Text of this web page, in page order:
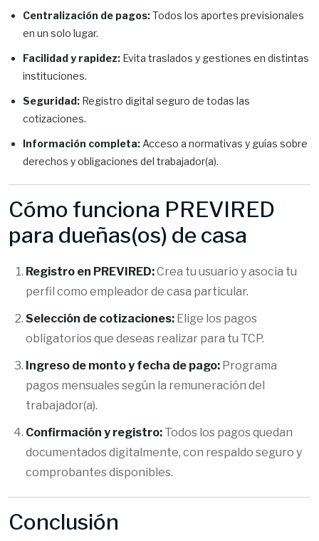
Centralización de pagos:Todos los aportes previsionales
en un solo lugar.
Facilidad y rapidez: Evita traslados y gestiones en distintas
instituciones.
Seguridad: Registro digital seguro de todas las
cotizaciones.
Información completa: Acceso a normativas y guías sobre
derechos y obligaciones del trabajador(a).
Cómo funciona PREVIRED
para dueñas(os) de casa
Registro en PREVIRED:Crea tu usuario y asocia tu
perfil como empleador de casa particular.
Selección de cotizaciones: Elige los pagos
obligatorios que deseas realizar para tu TCP.
Ingreso de monto y fecha de pago: Programa
pagos mensuales según la remuneración del
trabajador(a).
Confirmación y registro: Todos los pagos quedan
documentados digitalmente, con respaldo seguro y
comprobantes disponibles.
Conclusión